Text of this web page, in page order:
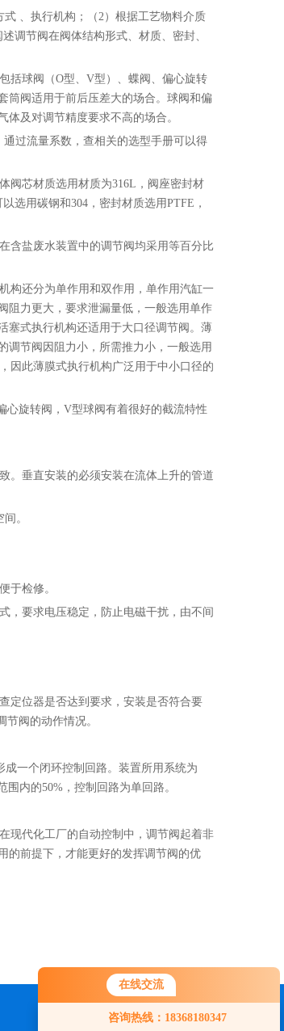
在线交流
咨询热线：18368180347
、执行机构；（2）根据工艺物料介质
调节阀在阀体结构形式、材质、密封、
括球阀（O型、V型）、蝶阀、偏心旋转
筒阀适用于前后压差大的场合。球阀和偏
及对调节精度要求不高的场合。
过流量系数，查相关的选型手册可以得
阀芯材质选用材质为316L，阀座密封材
选用碳钢和304，密封材质选用PTFE，
含盐废水装置中的调节阀均采用等百分比
构还分为单作用和双作用，单作用汽缸一
阻力更大，要求泄漏量低，一般选用单作
塞式执行机构还适用于大口径调节阀。薄
调节阀因阻力小，所需推力小，一般选用
因此薄膜式执行机构广泛用于中小口径的
旋转阀，V型球阀有着很好的截流特性
。垂直安装的必须安装在流体上升的管道
。
于检修。
，要求电压稳定，防止电磁干扰，由不间
定位器是否达到要求，安装是否符合要
阀的动作情况。
一个闭环控制回路。装置所用系统为
内的50%，控制回路为单回路。
现代化工厂的自动控制中，调节阀起着非
的前提下，才能更好的发挥调节阀的优